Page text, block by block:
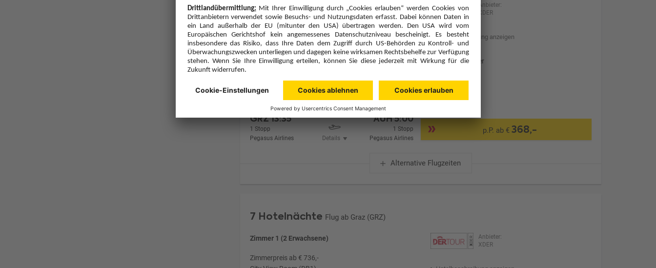
Zimmer 1 (2 Erwachsene)
Zimmerpreis ab € 736,-
City View Room (DB1)
Frühstück (F)
Anbieter:
XDER
Hotelbeschreibung anzeigen
Ohne Transfer
Mi., 12.8.26
GRZ13:35
1 Stopp
Pegasus Airlines
Details
Mi., 19.8.26
AUH5:00
1 Stopp
Pegasus Airlines
p.P. ab € 368,-
Alternative Flugzeiten
7 Hotelnächte Flug ab Graz (GRZ)
Zimmer 1 (2 Erwachsene)
Zimmerpreis ab € 736,-
Anbieter:
XDER